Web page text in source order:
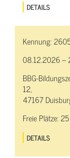
DETAILS
Kennung:
08.12.2026 –
BBG-
12,
47167
Freie Plätze:25
DETAILS